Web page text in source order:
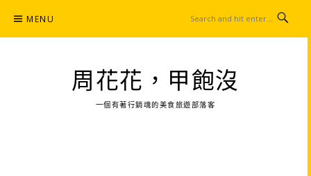
content
MENU
周花花，甲飽沒
一個有著行銷魂的美食旅遊部落客